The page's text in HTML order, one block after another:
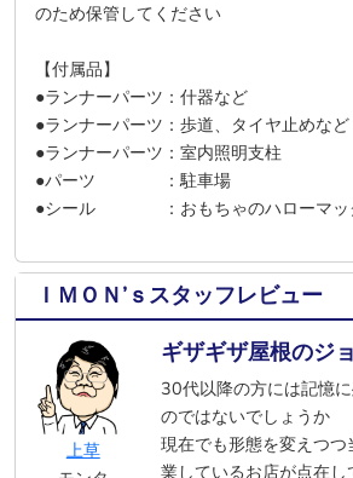
のため保管してください
【付属品】
●ランナーパーツ：什器など
●ランナーパーツ：歩道、タイヤ止めなど
●ランナーパーツ：室内照明支柱
●パーツ ：駐車場
●シール ：おもちゃのハローマッ
ＩＭＯＮ’ｓスタッフレビュー
上草
ギザギザ屋根のジ
30代以降の方には記憶
のではないでしょうか
現在でも形態を変えつ
業しているお店が点在